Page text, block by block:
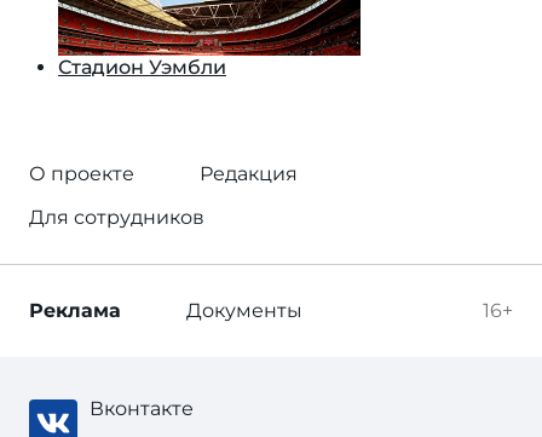
Стадион Уэмбли
О проекте
Редакция
Для сотрудников
16+
Реклама Документы
Вконтакте